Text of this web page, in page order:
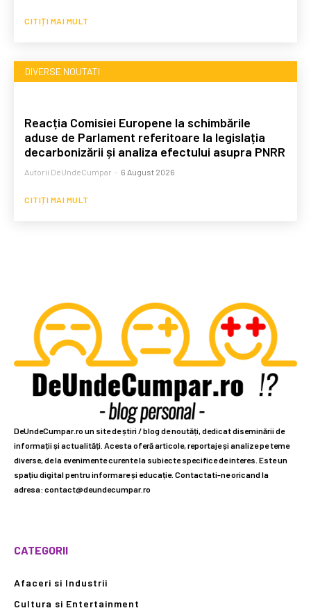
CITIȚI MAI MULT
DIVERSE NOUTATI
Reacția Comisiei Europene la schimbările
aduse de Parlament referitoare la legislația
decarbonizării și analiza efectului asupra PNRR
Autorii DeUndeCumpar - 6 August 2026
CITIȚI MAI MULT
DeUndeCumpar.ro un site de știri / blog de noutăți, dedicat diseminării de
informații și actualități. Acesta oferă articole, reportaje și analize pe teme
diverse, de la evenimente curente la subiecte specifice de interes. Este un
spațiu digital pentru informare și educație. Contactati-ne oricand la
adresa: contact@deundecumpar.ro
CATEGORII
Afaceri si Industrii
Cultura si Entertainment